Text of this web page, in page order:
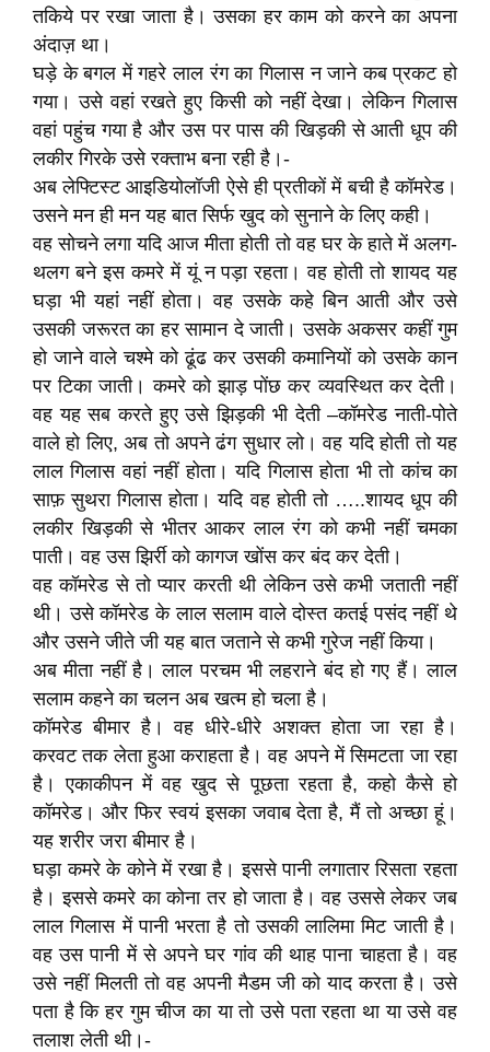
तकिये पर रखा जाता है। उसका हर काम को करने का अपना
अंदाज़ था।
घड़े के बगल में गहरे लाल रंग का गिलास न जाने कब प्रकट हो
गया। उसे वहां रखते हुए किसी को नहीं देखा। लेकिन गिलास
वहां पहुंच गया है और उस पर पास की खिड़की से आती धूप की
लकीर गिरके उसे रक्ताभ बना रही है।-
अब लेफ्टिस्ट आइडियोलॉजी ऐसे ही प्रतीकों में बची है कॉमरेड।
उसने मन ही मन यह बात सिर्फ खुद को सुनाने के लिए कही।
वह सोचने लगा यदि आज मीता होती तो वह घर के हाते में अलग-
थलग बने इस कमरे में यूं न पड़ा रहता। वह होती तो शायद यह
घड़ा भी यहां नहीं होता। वह उसके कहे बिन आती और उसे
उसकी जरूरत का हर सामान दे जाती। उसके अकसर कहीं गुम
हो जाने वाले चश्मे को ढूंढ कर उसकी कमानियों को उसके कान
पर टिका जाती। कमरे को झाड़ पोंछ कर व्यवस्थित कर देती।
वह यह सब करते हुए उसे झिड़की भी देती –कॉमरेड नाती-पोते
वाले हो लिए, अब तो अपने ढंग सुधार लो। वह यदि होती तो यह
लाल गिलास वहां नहीं होता। यदि गिलास होता भी तो कांच का
साफ़ सुथरा गिलास होता। यदि वह होती तो …..शायद धूप की
लकीर खिड़की से भीतर आकर लाल रंग को कभी नहीं चमका
पाती। वह उस झिर्री को कागज खोंस कर बंद कर देती।
वह कॉमरेड से तो प्यार करती थी लेकिन उसे कभी जताती नहीं
थी। उसे कॉमरेड के लाल सलाम वाले दोस्त कतई पसंद नहीं थे
और उसने जीते जी यह बात जताने से कभी गुरेज नहीं किया।
अब मीता नहीं है। लाल परचम भी लहराने बंद हो गए हैं। लाल
सलाम कहने का चलन अब खत्म हो चला है।
कॉमरेड बीमार है। वह धीरे-धीरे अशक्त होता जा रहा है।
करवट तक लेता हुआ कराहता है। वह अपने में सिमटता जा रहा
है। एकाकीपन में वह खुद से पूछता रहता है, कहो कैसे हो
कॉमरेड। और फिर स्वयं इसका जवाब देता है, मैं तो अच्छा हूं।
यह शरीर जरा बीमार है।
घड़ा कमरे के कोने में रखा है। इससे पानी लगातार रिसता रहता
है। इससे कमरे का कोना तर हो जाता है। वह उससे लेकर जब
लाल गिलास में पानी भरता है तो उसकी लालिमा मिट जाती है।
वह उस पानी में से अपने घर गांव की थाह पाना चाहता है। वह
उसे नहीं मिलती तो वह अपनी मैडम जी को याद करता है। उसे
पता है कि हर गुम चीज का या तो उसे पता रहता था या उसे वह
तलाश लेती थी।-